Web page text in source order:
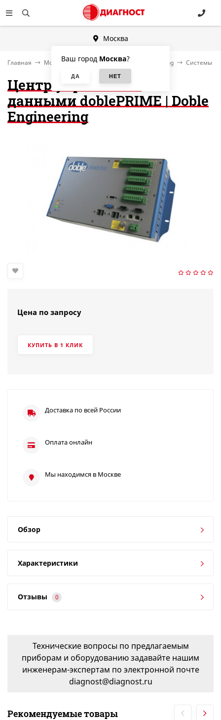
Москва
Ваш город Москва?
Главная Мониторинг состояния, Condition Monitoring Системы
Центр управления
данными doblePRIME | Doble
Engineering
Цена по запросу
КУПИТЬ В 1 КЛИК
Доставка по всей России
Оплата онлайн
Мы находимся в Москве
Обзор
Характеристики
Отзывы 0
Технические вопросы по предлагаемым
приборам и оборудованию задавайте нашим
инженерам-экспертам по электронной почте
diagnost@diagnost.ru
Рекомендуемые товары